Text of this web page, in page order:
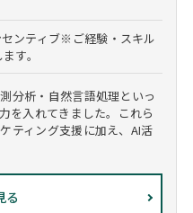
ンティブ※ご経験・スキル
す。
分析・自然言語処理といっ
を入れてきました。これら
ティング支援に加え、AI活
る